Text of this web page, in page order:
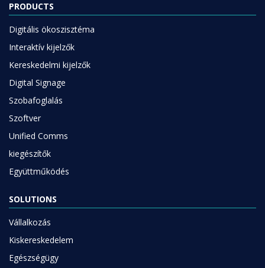
PRODUCTS
Digitális ökoszisztéma
Interaktív kijelzők
Kereskedelmi kijelzők
Digital Signage
Szobafoglalás
Szoftver
Unified Comms
kiegészítők
Együttműködés
SOLUTIONS
Vállalkozás
Kiskereskedelem
Egészségügy